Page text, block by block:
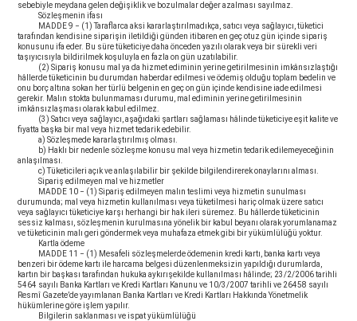
sebebiyle meydana gelen değişiklik ve bozulmalar değer azalması sayılmaz.
Sözleşmenin ifası
MADDE 9 − (1) Taraflarca aksi kararlaştırılmadıkça, satıcı veya sağlayıcı, tüketici
tarafından kendisine siparişin iletildiği günden itibaren en geç otuz gün içinde sipariş
konusunu ifa eder. Bu süre tüketiciye daha önceden yazılı olarak veya bir sürekli veri
taşıyıcısıyla bildirilmek koşuluyla en fazla on gün uzatılabilir.
(2) Sipariş konusu mal ya da hizmet ediminin yerine getirilmesinin imkânsızlaştığı
hâllerde tüketicinin bu durumdan haberdar edilmesi ve ödemiş olduğu toplam bedelin ve
onu borç altına sokan her türlü belgenin en geç on gün içinde kendisine iade edilmesi
gerekir. Malın stokta bulunmaması durumu, mal ediminin yerine getirilmesinin
imkânsızlaşması olarak kabul edilmez.
(3) Satıcı veya sağlayıcı, aşağıdaki şartları sağlaması hâlinde tüketiciye eşit kalite ve
fiyatta başka bir mal veya hizmet tedarik edebilir.
a) Sözleşmede kararlaştırılmış olması.
b) Haklı bir nedenle sözleşme konusu mal veya hizmetin tedarik edilemeyeceğinin
anlaşılması.
c) Tüketicileri açık ve anlaşılabilir bir şekilde bilgilendirerek onaylarını alması.
Sipariş edilmeyen mal ve hizmetler
MADDE 10 − (1) Sipariş edilmeyen malın teslimi veya hizmetin sunulması
durumunda; mal veya hizmetin kullanılması veya tüketilmesi hariç olmak üzere satıcı
veya sağlayıcı tüketiciye karşı herhangi bir hak ileri süremez. Bu hâllerde tüketicinin
sessiz kalması, sözleşmenin kurulmasına yönelik bir kabul beyanı olarak yorumlanamaz
ve tüketicinin malı geri göndermek veya muhafaza etmek gibi bir yükümlülüğü yoktur.
Kartla ödeme
MADDE 11 − (1) Mesafeli sözleşmelerde ödemenin kredi kartı, banka kartı veya
benzeri bir ödeme kartı ile harcama belgesi düzenlenmeksizin yapıldığı durumlarda,
kartın bir başkası tarafından hukuka aykırışekilde kullanılması hâlinde; 23/2/2006 tarihli
5464 sayılı Banka Kartları ve Kredi Kartları Kanunu ve 10/3/2007 tarihli ve 26458 sayılı
Resmî Gazete’de yayımlanan Banka Kartları ve Kredi Kartları Hakkında Yönetmelik
hükümlerine göre işlem yapılır.
Bilgilerin saklanması ve ispat yükümlülüğü